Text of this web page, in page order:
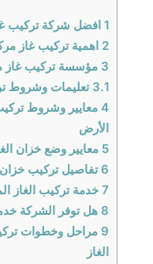
1افضل شركة تركيب
2 اهمية تركيب غاز
3 مؤسسة تركيب غاز
3.1 تعليمات وشروط
4معايير وشروط
الأرض
5 معايير وضع خزان
6تفاصيل تركيب
7خدمة تركيب الغاز
8هل توفر الشركة
9مراحل وخطوات
الغاز